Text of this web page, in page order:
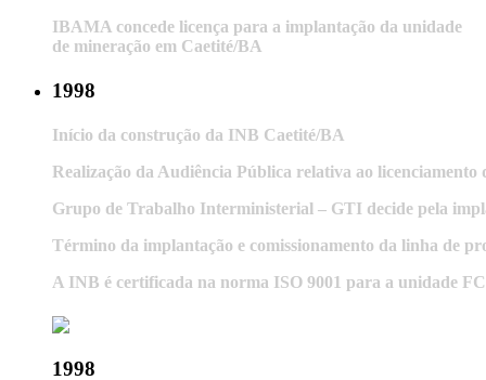
IBAMA concede licença para a implantação da unidade
de mineração em Caetité/BA
1998
Início da construção da INB Caetité/BA
Realização da Audiência Pública relativa ao licenciamento
Grupo de Trabalho Interministerial – GTI decide pela
Término da implantação e comissionamento da linha de
A INB é certificada na norma ISO 9001 para a unidade
1998